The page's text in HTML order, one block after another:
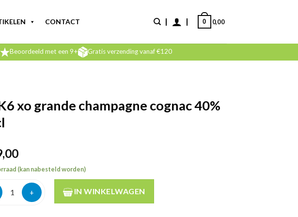
CONTACT 0,00
0
Beoordeeld met een 9+ Gratis verzending vanaf €120
xo grande champagne cognac 40%
(kan nabesteld worden)
xo grande champagne cognac 40% 70cl aantal
IN WINKELWAGEN